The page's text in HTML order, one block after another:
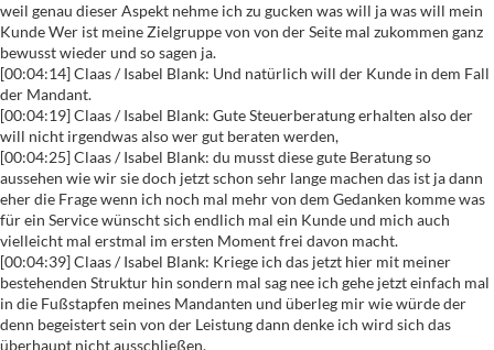
weil genau dieser Aspekt nehme ich zu gucken was will ja was will mein
Kunde Wer ist meine Zielgruppe von von der Seite mal zukommen ganz
bewusst wieder und so sagen ja.
[00:04:14] Claas / Isabel Blank: Und natürlich will der Kunde in dem Fall
der Mandant.
[00:04:19] Claas / Isabel Blank: Gute Steuerberatung erhalten also der
will nicht irgendwas also wer gut beraten werden,
[00:04:25] Claas / Isabel Blank: du musst diese gute Beratung so
aussehen wie wir sie doch jetzt schon sehr lange machen das ist ja dann
eher die Frage wenn ich noch mal mehr von dem Gedanken komme was
für ein Service wünscht sich endlich mal ein Kunde und mich auch
vielleicht mal erstmal im ersten Moment frei davon macht.
[00:04:39] Claas / Isabel Blank: Kriege ich das jetzt hier mit meiner
bestehenden Struktur hin sondern mal sag nee ich gehe jetzt einfach mal
in die Fußstapfen meines Mandanten und überleg mir wie würde der
denn begeistert sein von der Leistung dann denke ich wird sich das
überhaupt nicht ausschließen,